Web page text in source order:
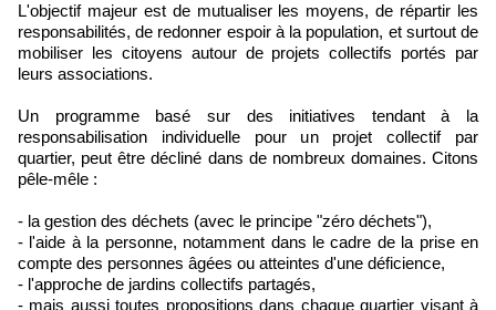
L'objectif majeur est de mutualiser les moyens, de répartir les
responsabilités, de redonner espoir à la population, et surtout de
mobiliser les citoyens autour de projets collectifs portés par
leurs associations.
Un programme basé sur des initiatives tendant à la
responsabilisation individuelle pour un projet collectif par
quartier, peut être décliné dans de nombreux domaines. Citons
pêle-mêle :
- la gestion des déchets (avec le principe "zéro déchets"),
- l'aide à la personne, notamment dans le cadre de la prise en
compte des personnes âgées ou atteintes d'une déficience,
- l'approche de jardins collectifs partagés,
- mais aussi toutes propositions dans chaque quartier visant à